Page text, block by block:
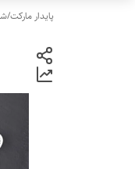
پایدار مارکت/